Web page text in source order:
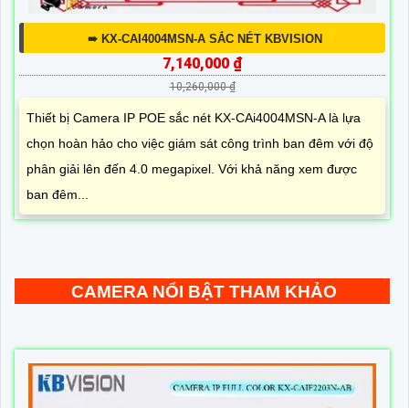
➠ KX-CAI4004MSN-A SẮC NÉT KBVISION
7,140,000 ₫
10,260,000 ₫
Thiết bị Camera IP POE sắc nét KX-CAi4004MSN-A là lựa
chọn hoàn hảo cho việc giám sát công trình ban đêm với độ
phân giải lên đến 4.0 megapixel. Với khả năng xem được
ban đêm...
CAMERA NỔI BẬT THAM KHẢO